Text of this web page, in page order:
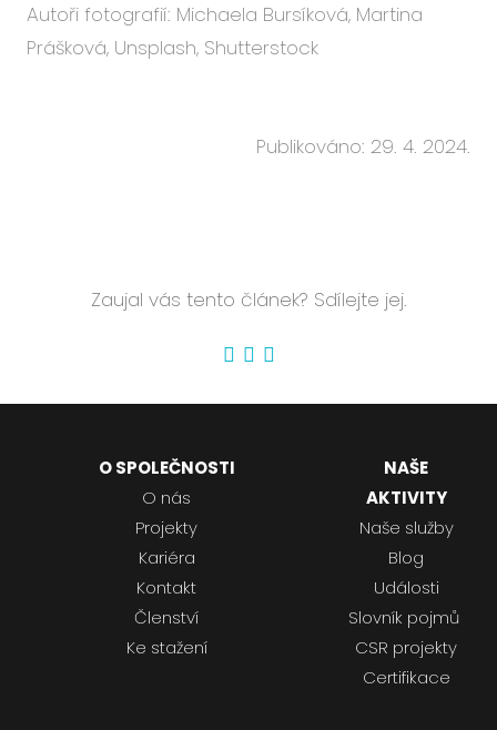
Autoři fotografií: Michaela Bursíková, Martina
Prášková, Unsplash, Shutterstock
Publikováno: 29. 4. 2024.
Zaujal vás tento článek? Sdílejte jej.
O SPOLEČNOSTI
O nás
Projekty
Kariéra
Kontakt
Členství
Ke stažení
NAŠE
AKTIVITY
Naše služby
Blog
Události
Slovník pojmů
CSR projekty
Certifikace